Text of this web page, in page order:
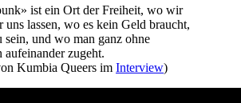
ist ein Ort der Freiheit, wo wir
uns lassen, wo es kein Geld braucht,
und wo man ganz ohne
aufeinander zugeht.
Kumbia Queers im Interview)